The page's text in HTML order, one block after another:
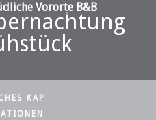
Vororte B&B
KAP